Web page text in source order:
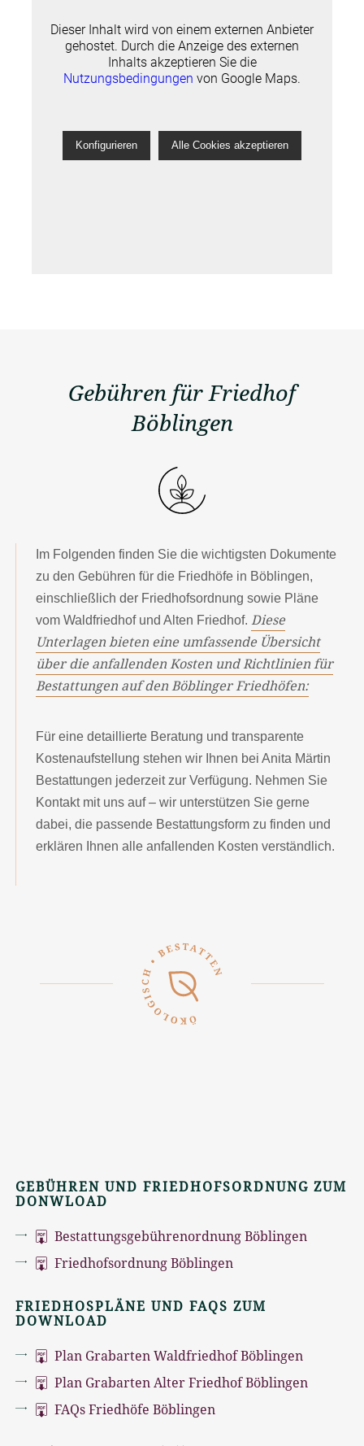
Gebühren für Friedhof
Böblingen
Im Folgenden finden Sie die wichtigsten Dokumente
zu den Gebühren für die Friedhöfe in Böblingen,
einschließlich der Friedhofsordnung sowie Pläne
vom Waldfriedhof und Alten Friedhof. Diese
Unterlagen bieten eine umfassende Übersicht
über die anfallenden Kosten und Richtlinien für
Bestattungen auf den Böblinger Friedhöfen:
Für eine detaillierte Beratung und transparente
Kostenaufstellung stehen wir Ihnen bei Anita Märtin
Bestattungen jederzeit zur Verfügung. Nehmen Sie
Kontakt mit uns auf – wir unterstützen Sie gerne
dabei, die passende Bestattungsform zu finden und
erklären Ihnen alle anfallenden Kosten verständlich.
GEBÜHREN UND FRIEDHOFSORDNUNG ZUM
DONWLOAD
Bestattungsgebührenordnung Böblingen
Friedhofsordnung Böblingen
FRIEDHOSPLÄNE UND FAQS ZUM
DOWNLOAD
Plan Grabarten Waldfriedhof Böblingen
Plan Grabarten Alter Friedhof Böblingen
FAQs Friedhöfe Böblingen